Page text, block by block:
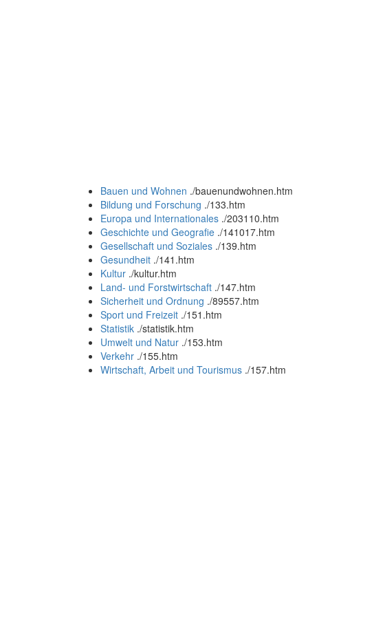
Bauen und Wohnen ./bauenundwohnen.htm
Bildung und Forschung ./133.htm
Europa und Internationales ./203110.htm
Geschichte und Geografie ./141017.htm
Gesellschaft und Soziales ./139.htm
Gesundheit ./141.htm
Kultur ./kultur.htm
Land- und Forstwirtschaft ./147.htm
Sicherheit und Ordnung ./89557.htm
Sport und Freizeit ./151.htm
Statistik ./statistik.htm
Umwelt und Natur ./153.htm
Verkehr ./155.htm
Wirtschaft, Arbeit und Tourismus ./157.htm